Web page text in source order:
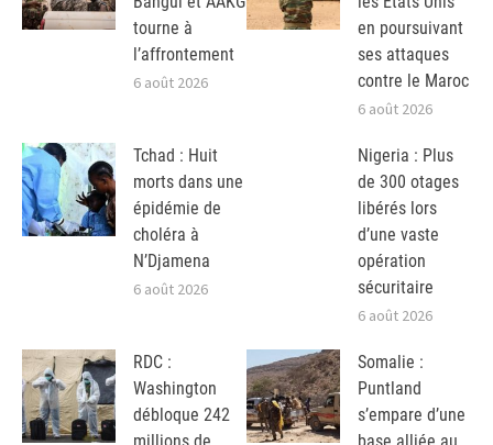
tourne à
l’affrontement
6 août 2026
en poursuivant
ses attaques
contre le Maroc
6 août 2026
Tchad : Huit
morts dans une
épidémie de
choléra à
N’Djamena
6 août 2026
Nigeria : Plus
de 300 otages
libérés lors
d’une vaste
opération
sécuritaire
6 août 2026
RDC :
Washington
débloque 242
Somalie :
Puntland
s’empare d’une